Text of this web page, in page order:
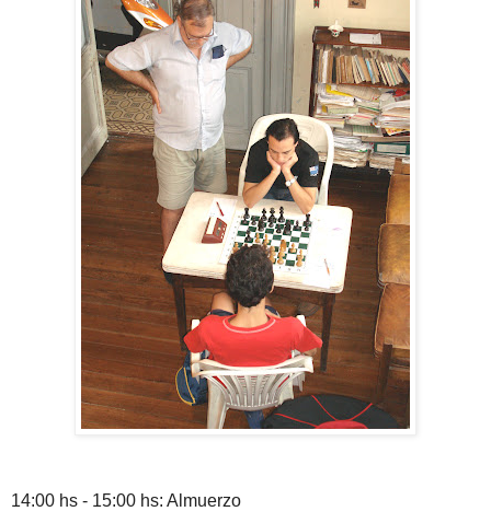
14:00 hs - 15:00 hs: Almuerzo